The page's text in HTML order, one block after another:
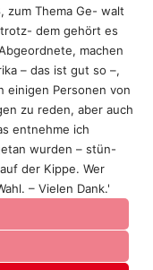
zum Thema Ge- walt
dem gehört es
machen
– das ist gut so –,
einigen Personen von
zu reden, aber auch
entnehme ich
wurden – stün-
der Kippe. Wer
– Vielen Dank.'